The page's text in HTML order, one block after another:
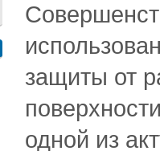
защиты от
одной из